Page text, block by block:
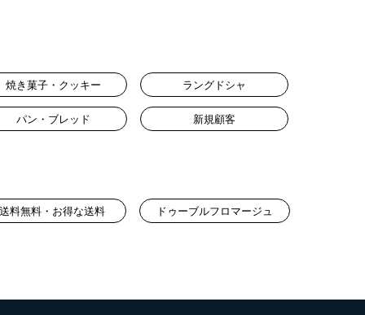
焼き菓子・クッキー ラングドシャ
パン・ブレッド 新規顧客
料無料・お得な送料 ドゥーブルフロマージュ